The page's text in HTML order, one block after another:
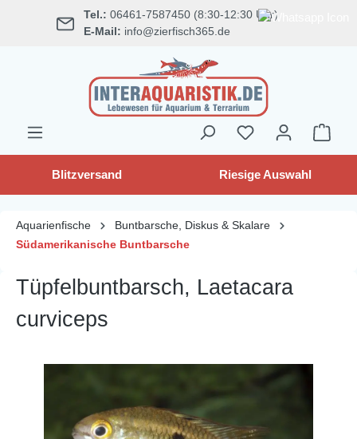
springen Tel.: 06461-7587450 (8:30-12:30 Uhr)
E-Mail: info@zierfisch365.de
Blitzversand Riesige Auswahl
Aquarienfische
Buntbarsche, Diskus & Skalare
Südamerikanische Buntbarsche
Tüpfelbuntbarsch, Laetacara
curviceps